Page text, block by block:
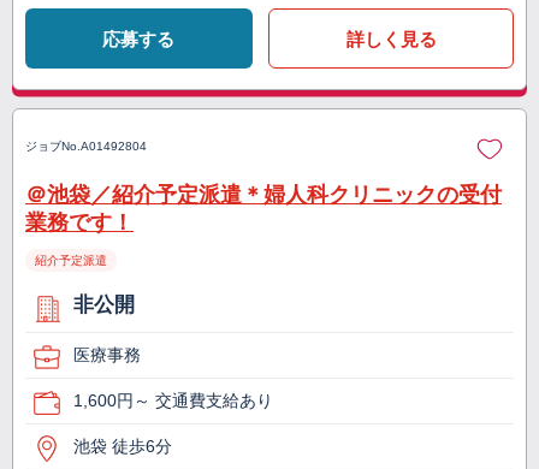
応募する 詳しく見る
ジョブNo. A01492804
＠池袋／紹介予定派遣＊婦人科クリニックの受付
業務です！
紹介予定派遣
非公開
医療事務
1,600円～ 交通費支給あり
池袋 徒歩6分